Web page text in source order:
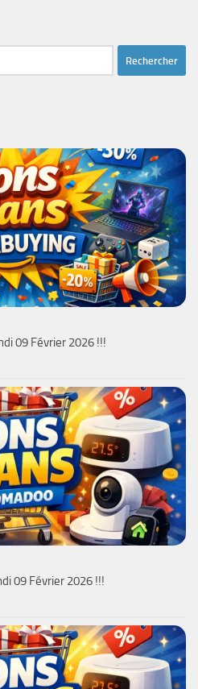
09 Février 2026 !!!
09 Février 2026 !!!